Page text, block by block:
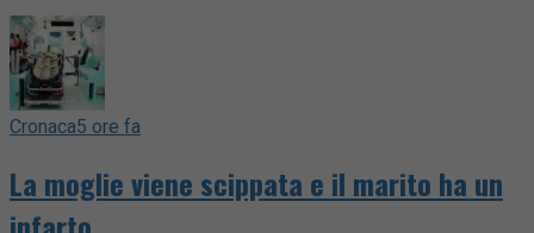
Cronaca5 ore fa
La moglie viene scippata e il marito ha un